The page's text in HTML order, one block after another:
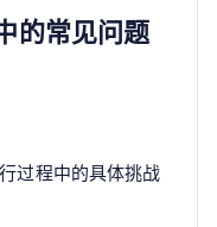
的常见问题
过程中的具体挑战